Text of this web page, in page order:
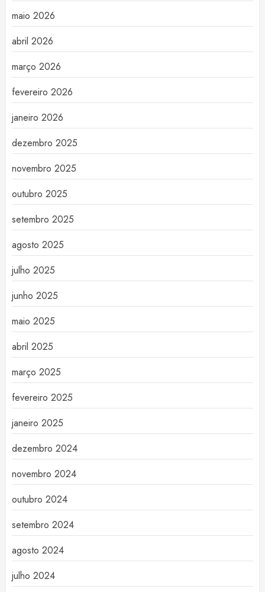
maio 2026
abril 2026
março 2026
fevereiro 2026
janeiro 2026
dezembro 2025
novembro 2025
outubro 2025
setembro 2025
agosto 2025
julho 2025
junho 2025
maio 2025
abril 2025
março 2025
fevereiro 2025
janeiro 2025
dezembro 2024
novembro 2024
outubro 2024
setembro 2024
agosto 2024
julho 2024